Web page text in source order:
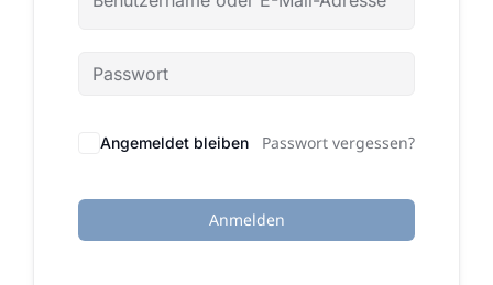
Angemeldet bleiben Passwort vergessen?
Anmelden